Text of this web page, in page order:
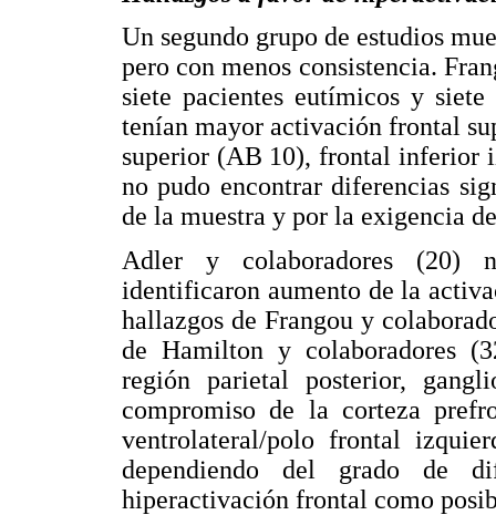
Un segundo grupo de estudios
pero con menos consistencia.
siete pacientes eutímicos y
tenían mayor activación frontal
superior (AB 10), frontal inferior
no pudo encontrar diferencias
de la muestra y por la exigencia
Adler y colaboradores (20)
identificaron aumento de la
hallazgos de Frangou y
de Hamilton y colaboradores
región parietal posterior,
compromiso de la corteza
ventrolateral/polo frontal
dependiendo del grado de
hiperactivación frontal como